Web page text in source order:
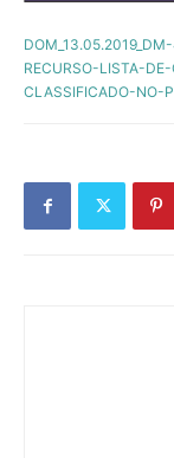
RECURSO-LISTA-
CLASSIFICADO-NO-